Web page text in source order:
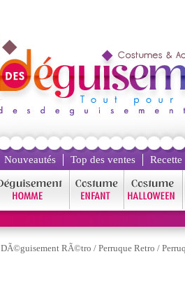
Nouveautés Top des ventes
DÃ©guisement RÃ©tro / Perruque Retro /